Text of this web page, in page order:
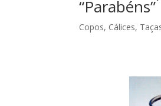
“Parabéns”
Copos, Cálices,